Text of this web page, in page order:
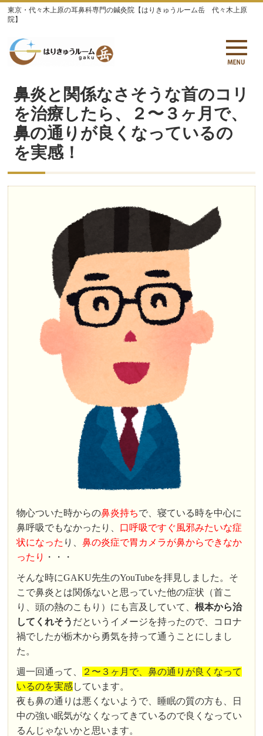
東京・代々木上原の耳鼻科専門の鍼灸院【はりきゅうルーム岳 代々木上原
院】
鼻炎と関係なさそうな首のコリ
を治療したら、２〜３ヶ月で、
鼻の通りが良くなっているの
を実感！
物心ついた時からの鼻炎持ちで、寝ている時を中心に
鼻呼吸でもなかったり、 口呼吸ですぐ風邪みたいな症
状になった り、鼻の炎症で胃カメラが鼻からできなか
ったり
・・・
そんな時にGAKU先生のYouTubeを拝見しました。そ
こで鼻炎とは関係ないと思っていた他の症状（首こ
り、頭の熱のこもり）にも言及していて、根本から治
してくれそう だというイメージを持ったので、コロナ
禍でしたが栃木から勇気を持って通うことにしまし
た。
週一回通って、
２〜３ヶ月で、鼻の通りが良くなって
いるのを実感しています。
夜も鼻の通りは悪くないようで、睡眠の質の方も、日
中の強い眠気がなくなってきているので良くなってい
るんじゃないかと思います。